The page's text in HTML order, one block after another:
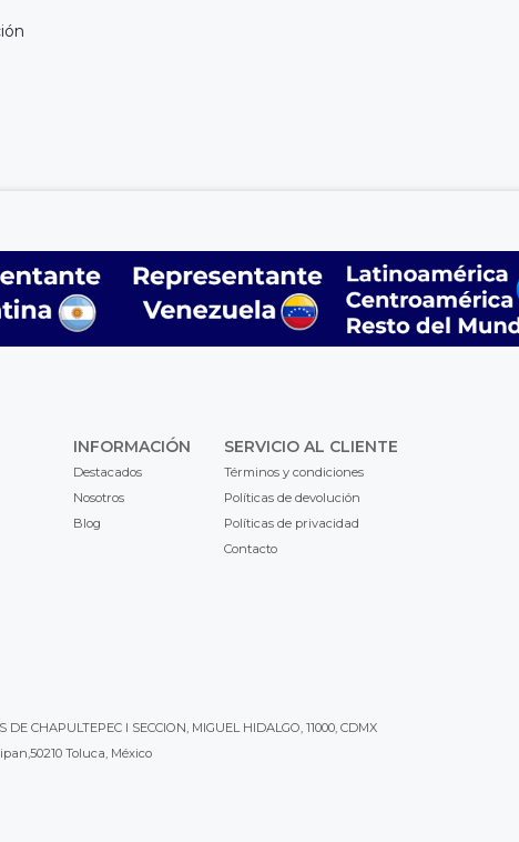
INFORMACIÓN
Destacados
Nosotros
Blog
SERVICIO AL CLIENTE
Términos y condiciones
Políticas de devolución
Políticas de privacidad
Contacto
CHAPULTEPEC I SECCION, MIGUEL HIDALGO, 11000, CDMX
Toluca, México